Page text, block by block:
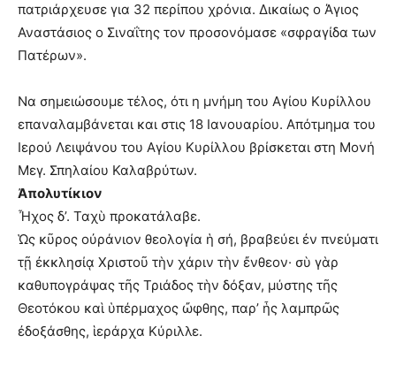
πατριάρχευσε για 32 περίπου χρόνια. Δικαίως ο Άγιος
Αναστάσιος ο Σιναΐτης τον προσονόμασε «σφραγίδα των
Πατέρων».
Να σημειώσουμε τέλος, ότι η μνήμη του Αγίου Κυρίλλου
επαναλαμβάνεται και στις 18 Ιανουαρίου. Απότμημα του
Ιερού Λειψάνου του Αγίου Κυρίλλου βρίσκεται στη Μονή
Μεγ. Σπηλαίου Καλαβρύτων.
Ἀπολυτίκιον
Ἦχος δ’. Ταχὺ προκατάλαβε.
Ὡς κῦρος οὐράνιον θεολογία ἡ σή, βραβεύει ἐν πνεύματι
τῇ ἐκκλησίᾳ Χριστοῦ τὴν χάριν τὴν ἔνθεον· σὺ γὰρ
καθυπογράψας τῆς Τριάδος τὴν δόξαν, μύστης τῆς
Θεοτόκου καὶ ὑπέρμαχος ὤφθης, παρ’ ἧς λαμπρῶς
ἐδοξάσθης, ἱεράρχα Κύριλλε.